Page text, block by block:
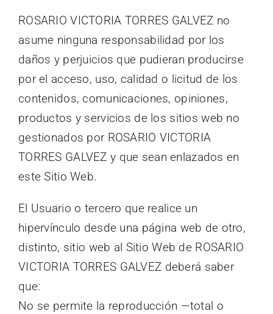
ROSARIO VICTORIA TORRES GALVEZ no
asume ninguna responsabilidad por los
daños y perjuicios que pudieran producirse
por el acceso, uso, calidad o licitud de los
contenidos, comunicaciones, opiniones,
productos y servicios de los sitios web no
gestionados por ROSARIO VICTORIA
TORRES GALVEZ y que sean enlazados en
este Sitio Web.
El Usuario o tercero que realice un
hipervínculo desde una página web de otro,
distinto, sitio web al Sitio Web de ROSARIO
VICTORIA TORRES GALVEZ deberá saber
que:
No se permite la reproducción —total o